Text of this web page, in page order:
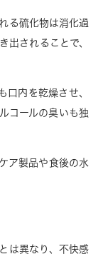
る硫化物は消化過
出されることで、
口内を乾燥させ、
コールの臭いも独
ア製品や食後の水
は異なり、不快感